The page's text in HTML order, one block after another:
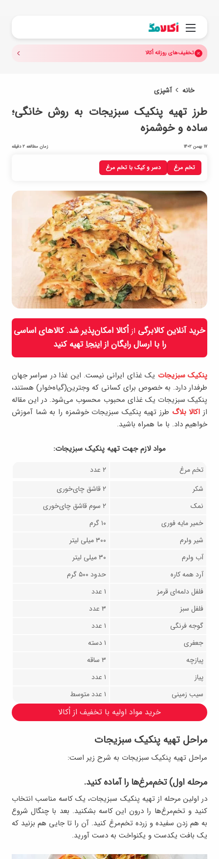
منو
تخفیف‌های روزانه اُکالا
خانه آشپزی
تخم مرغ دسر و کیک با تخم مرغ
طرز تهیه پنکیک سبزیجات به روش خانگی؛
ساده و خوشمزه
17 بهمن 1402 زمان مطالعه 2 دقیقه
خرید آنلاین کالابرگی از اُکالا امکان‌پذیر شد. کالاهای اساسی
را با ارسال رایگان ازاینجاتهیه کنید
پنکیک سبزیجات یک غذای ایرانی نیست. این غذا در سراسر جهان
طرفدار دارد. به خصوص برای کسانی که وجترین(گیاه‌خوار) هستند،
پنکیک سبزیجات یک غذای محبوب محسوب می‌شود. در این مقاله
از اکالا بلاگ طرز تهیه پنکیک سبزیجات خوشمزه را به شما آموزش
خواهیم داد. با ما همراه باشید.
مواد لازم جهت تهيه پنکیک سبزیجات:
تخم مرغ
۲ عدد
شکر
۲ قاشق چای‌خوری
نمک
۲ سوم قاشق چای‌خوری
خمیر مایه فوری
۱۰ گرم
شیر ولرم
۳۰۰ میلی لیتر
آب ولرم
۳۰ میلی لیتر
آرد همه کاره
حدود ۵۰۰ گرم
فلفل دلمه‌ای قرمز
۱ عدد
فلفل سبز
۳ عدد
گوجه فرنگی
۱ عدد
جعفری
۱ دسته
پیازچه
۳ ساقه
پیاز
۱ عدد
سیب زمینی
۱ عدد متوسط
خرید مواد اولیه با تخفیف از اُکالا
مراحل تهیه پنکیک سبزیجات
مراحل تهیه پنکیک سبزیجات به شرح زیر است:
مرحله اول) تخم‌مرغ‌ها را آماده کنید.
در اولین مرحله از تهیه پنکیک سبزیجات، یک کاسه مناسب انتخاب
کنید و تخم‌مرغ‌ها را درون این کاسه بشکنید. بعد با چنگال شروع
به هم زدن سفیده و زرده تخم‌مرغ کنید. آن را تا جایی هم بزنید که
یک بافت یکدست و یکنواخت به دست آورید.